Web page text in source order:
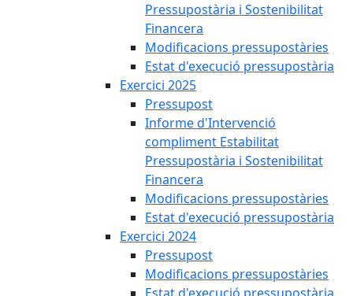
Pressupostària i Sostenibilitat
Financera
Modificacions pressupostàries
Estat d'execució pressupostària
Exercici 2025
Pressupost
Informe d'Intervenció
compliment Estabilitat
Pressupostària i Sostenibilitat
Financera
Modificacions pressupostàries
Estat d'execució pressupostària
Exercici 2024
Pressupost
Modificacions pressupostàries